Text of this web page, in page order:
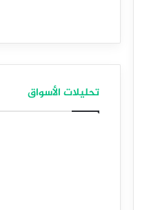
تحليلات الأسواق